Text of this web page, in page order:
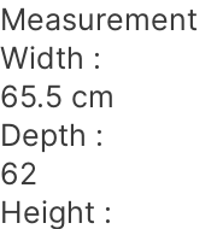
Measurement
Width :
65.5 cm
Depth :
62
Height :